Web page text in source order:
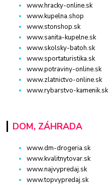
www.hracky-online.sk
www.kupelna.shop
www.stonshop.sk
www.sanita-kupelne.sk
www.skolsky-batoh.sk
www.sportaturistika.sk
www.potraviny-online.sk
www.zlatnictvo-online.sk
www.rybarstvo-kamenik.sk
DOM, ZÁHRADA
www.dm-drogeria.sk
www.kvalitnytovar.sk
www.najvypredaj.sk
www.topvypredaj.sk